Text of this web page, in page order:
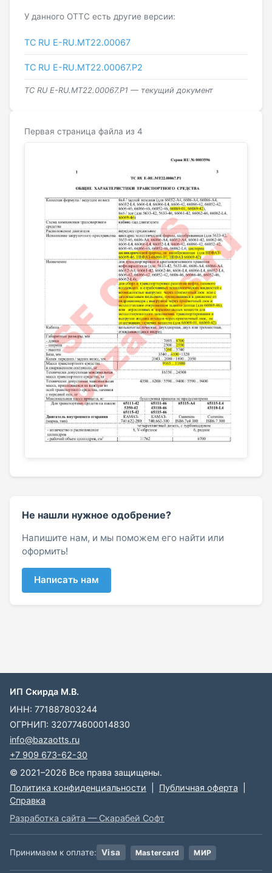
У данного ОТТС есть другие версии:
ТС RU Е-RU.МТ22.00067
ТС RU Е-RU.МТ22.00067.Р2
ТС RU Е-RU.МТ22.00067.Р1 — текущий документ
Первая страница файла из 4
Не нашли нужное одобрение?
Напишите нам, и мы поможем его найти или
оформить!
Написать нам
ИП Скирда М.В.
ИНН: 771887803244
ОГРНИП: 320774600014830
info@bazaotts.ru
+7 909 673-62-30
© 2021–2026 Все права защищены.
Политика конфиденциальности
Публичная оферта
Справка
Разработка сайта — Скарабей Софт
Принимаем к оплате: Visa Mastercard МИР